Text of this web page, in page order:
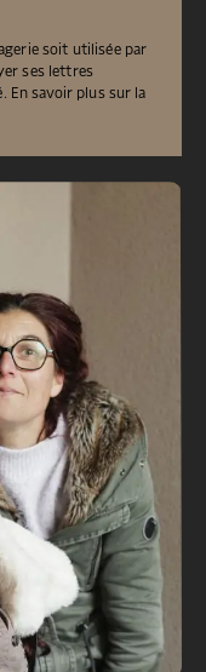
soit utilisée par
ses lettres
En savoir plus sur la